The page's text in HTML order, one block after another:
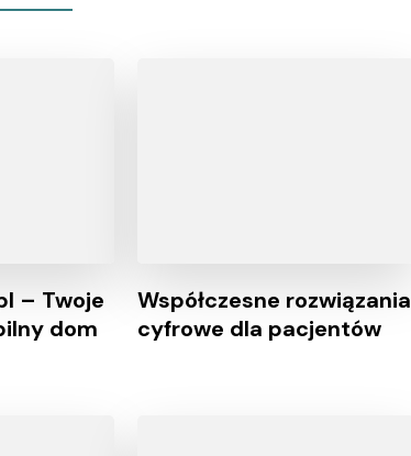
– Twoje
dom
Współczesne rozwiązania
cyfrowe dla pacjentów